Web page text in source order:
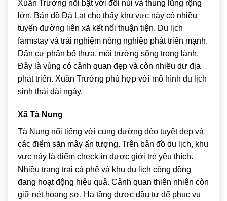
Xuân Trường nổi bật với đồi núi và thung lũng rộng
lớn. Bản đồ Đà Lạt cho thấy khu vực này có nhiều
tuyến đường liên xã kết nối thuận tiện. Du lịch
farmstay và trải nghiệm nông nghiệp phát triển mạnh.
Dân cư phân bố thưa, môi trường sống trong lành.
Đây là vùng có cảnh quan đẹp và còn nhiều dư địa
phát triển. Xuân Trường phù hợp với mô hình du lịch
sinh thái dài ngày.
Xã Tà Nung
Tà Nung nổi tiếng với cung đường đèo tuyệt đẹp và
các điểm săn mây ấn tượng. Trên bản đồ du lịch, khu
vực này là điểm check-in được giới trẻ yêu thích.
Nhiều trang trại cà phê và khu du lịch cộng đồng
đang hoạt động hiệu quả. Cảnh quan thiên nhiên còn
giữ nét hoang sơ. Hạ tầng được đầu tư để phục vụ